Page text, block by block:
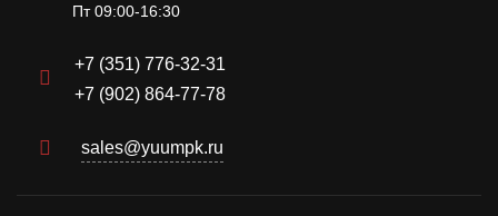
Пт 09:00-16:30
+7 (351) 776-32-31
+7 (902) 864-77-78
sales@yuumpk.ru